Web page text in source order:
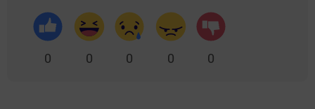
0 0 0 0 0